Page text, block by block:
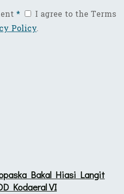
*
I agree to the Terms
Policy.
Bakal Hiasi Langit
Kodaeral VI